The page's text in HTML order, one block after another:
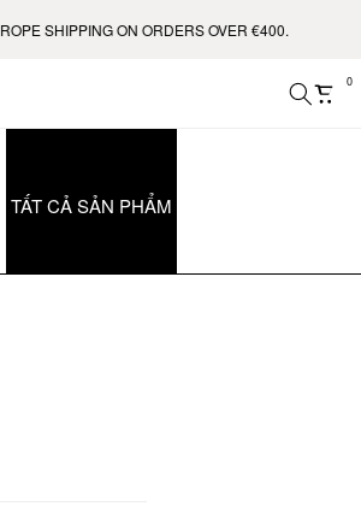
SHIPPING ON ORDERS OVER €400.
0
TẤT CẢ SẢN PHẨM